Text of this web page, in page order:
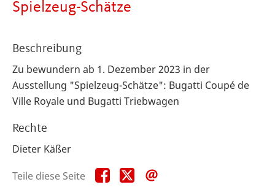
Spielzeug-Schätze
Beschreibung
Zu bewundern ab 1. Dezember 2023 in der
Ausstellung "Spielzeug-Schätze": Bugatti Coupé de
Ville Royale und Bugatti Triebwagen
Rechte
Dieter Käßer
Teile diese Seite
Teile
diese
Teile
diese